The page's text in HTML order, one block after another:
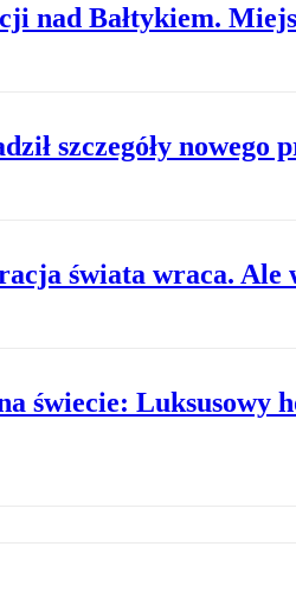
nad Bałtykiem.
szczegóły
świata wraca. Ale
świecie: